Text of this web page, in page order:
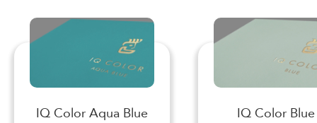
IQ Color Aqua Blue IQ Color Blue